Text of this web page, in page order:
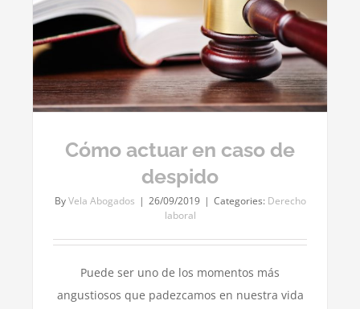
Cómo actuar en caso de
despido
ByVela Abogados | 26/09/2019 | Categories: Derecho
laboral
Puede ser uno de los momentos más
angustiosos que padezcamos en nuestra vida